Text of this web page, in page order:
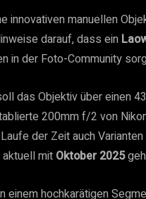
innovativen manuellen
darauf, dass ein
in der Foto-Community
das Objektiv über einen
200mm f/2 von
der Zeit auch
mit Oktober 2025
hochkarätigen